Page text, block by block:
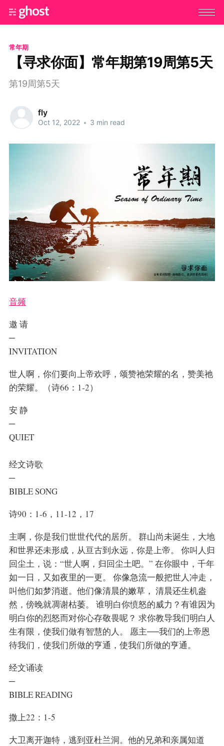
常年期
【寻求你面】常年期第19周第5天
第19周第5天
fly
Oct 12, 2022 • 3 min read
音频
邀 请
─
INVITATION
世人啊，你们要向上帝欢呼，颂赞祂荣耀的名，赞美祂
的荣耀。（诗66：1-2）
安 静
─
QUIET
经文诗歌
─
BIBLE SONG
诗90：1-6，11-12，17
主啊，你是我们世世代代的居所。 群山尚未诞生，大地
和世界还未形成，从亘古到永远，你是上帝。 你叫人归
回尘土，说：“世人啊，归回尘土吧。” 在你眼中，千年
如一日，又如夜里的一更。 你像急流一般把世人冲走，
叫他们如梦消逝。他们像清晨的嫩草， 清晨还生机盎
然，傍晚就凋谢枯萎。 谁明白你愤怒的威力？有谁因为
明白你的烈怒而对你心存敬畏呢？ 求你教导我们明白人
生有限，使我们做有智慧的人。 愿主──我们的上帝恩
待我们，使我们所做的亨通，使我们所做的亨通。
经文诵读
─
BIBLE READING
撒上22：1-5
大卫离开迦特，逃到亚杜兰洞。他的兄弟和亲属知道